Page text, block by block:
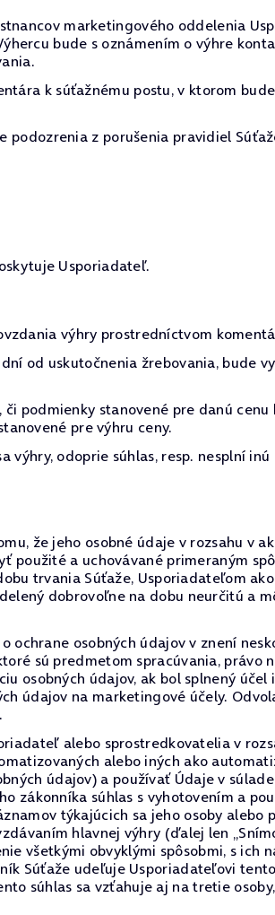
marketingového oddelenia
bude s oznámením o výhre
k súťažnému postu, v ktorom
z porušenia pravidiel
Usporiadateľ.
výhry prostredníctvom
od uskutočnenia žrebovania, bude
podmienky stanovené pre danú
pre výhru ceny.
výhry, odoprie súhlas, resp. nesplní
že jeho osobné údaje v rozsahu v
použité a uchovávané primeraným
trvania Súťaže, Usporiadateľom
dobrovoľne na dobu neurčitú a
ochrane osobných údajov v znení
sú predmetom spracúvania, právo
osobných údajov, ak bol splnený
údajov na marketingové účely.
alebo sprostredkovatelia v
alebo iných ako
údajov) a používať Údaje v
zákonníka súhlas s vyhotovením a
týkajúcich sa jeho osoby alebo
hlavnej výhry (ďalej len
všetkými obvyklými spôsobmi, s ich
Súťaže udeľuje Usporiadateľovi
súhlas sa vzťahuje aj na tretie